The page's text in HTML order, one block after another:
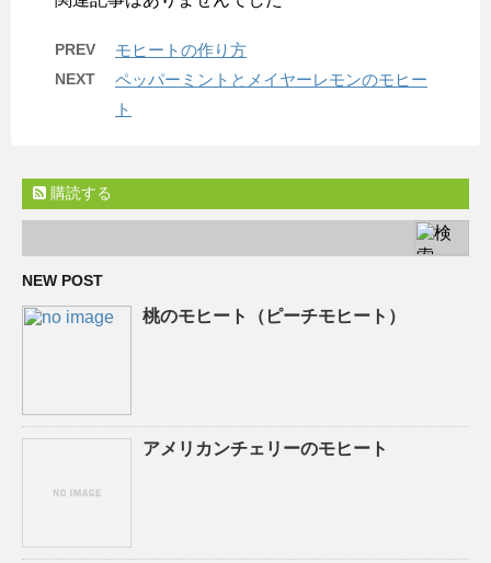
PREV モヒートの作り方
NEXT
ペッパーミントとメイヤーレモンのモヒー
ト
購読する
NEW POST
桃のモヒート（ピーチモヒート）
アメリカンチェリーのモヒート